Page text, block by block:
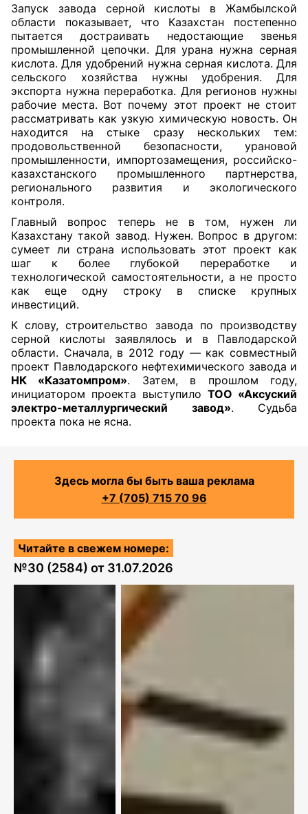
Запуск завода серной кислоты в Жамбылской
области показывает, что Казахстан постепенно
пытается достраивать недостающие звенья
промышленной цепочки. Для урана нужна серная
кислота. Для удобрений нужна серная кислота. Для
сельского хозяйства нужны удобрения. Для
экспорта нужна переработка. Для регионов нужны
рабочие места. Вот почему этот проект не стоит
рассматривать как узкую химическую новость. Он
находится на стыке сразу нескольких тем:
продовольственной безопасности, урановой
промышленности, импортозамещения, российско-
казахстанского промышленного партнерства,
регионального развития и экологического
контроля.
Главный вопрос теперь не в том, нужен ли
Казахстану такой завод. Нужен. Вопрос в другом:
сумеет ли страна использовать этот проект как
шаг к более глубокой переработке и
технологической самостоятельности, а не просто
как еще одну строку в списке крупных
инвестиций.
К слову, строительство завода по производству
серной кислоты заявлялось и в Павлодарской
области. Сначала, в 2012 году — как совместный
проект Павлодарского нефтехимического завода и
НК «Казатомпром». Затем, в прошлом году,
инициатором проекта выступило ТОО «Аксуский
электро-металлургический завод». Судьба
проекта пока не ясна.
Здесь могла бы быть ваша реклама
+7 (705) 715 70 96
Читайте в свежем номере:
№30 (2584) от 31.07.2026